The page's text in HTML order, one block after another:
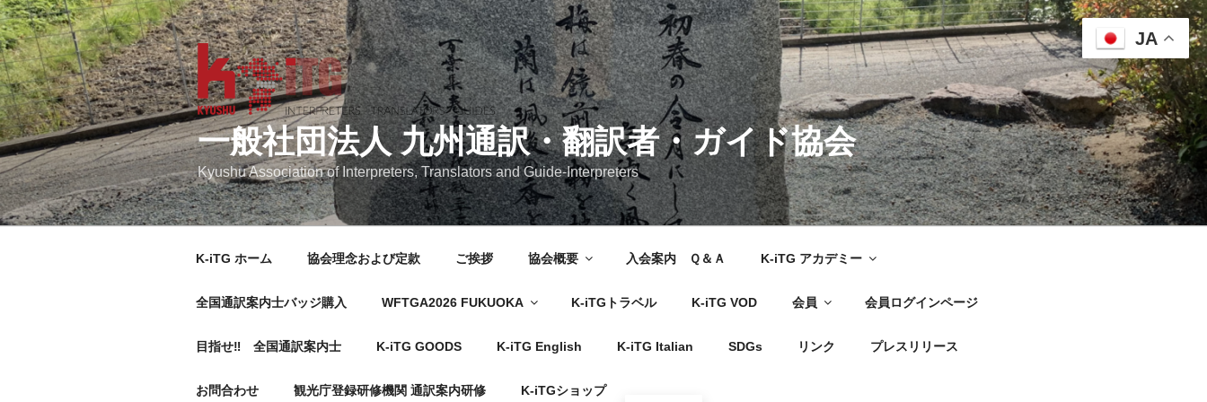
コ
ン
テ
ン
ツ
へ
ス
キ
ッ
プ
一般社団法人 九州通訳・翻訳者・ガイド協会
Kyushu Association of Interpreters, Translators and Guide-Interpreters
K-iTG ホーム 協会理念および定款 ご挨拶 協会概要 入会案内 Ｑ＆Ａ K-iTG アカデミー
全国通訳案内士バッジ購入 WFTGA2026 FUKUOKA K-iTGトラベル K-iTG VOD 会員 会員ログインページ
目指せ‼ 全国通訳案内士 K-iTG GOODS K-iTG English K-iTG Italian SDGs リンク プレスリリース
お問合わせ 観光庁登録研修機関 通訳案内研修 K-iTGショップ
JA